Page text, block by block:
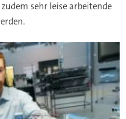
sehr leise arbeitende